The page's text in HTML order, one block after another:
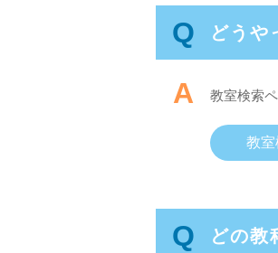
Q どうや
A 教室検索
教室
Q どの教